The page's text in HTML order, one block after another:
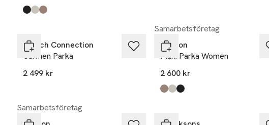
Produkten finns i färgerna:
svart,
ljusbeige
sand,
French Connection
Carmen Parka
2 499 kr
Samarbetsföretag
Tenson
Maxi Parka Women
2 600 kr
Produkten finns i färgerna:
sand,
ljusbeige
svart,
Samarbetsföretag